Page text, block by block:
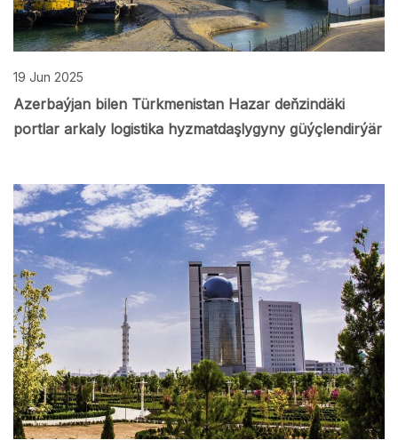
19 Jun 2025
Azerbaýjan bilen Türkmenistan Hazar deňzindäki
portlar arkaly logistika hyzmatdaşlygyny güýçlendirýär